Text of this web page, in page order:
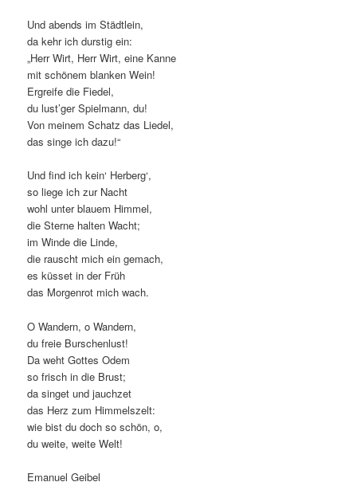
Und abends im Städtlein,
da kehr ich durstig ein:
„Herr Wirt, Herr Wirt, eine Kanne
mit schönem blanken Wein!
Ergreife die Fiedel,
du lust’ger Spielmann, du!
Von meinem Schatz das Liedel,
das singe ich dazu!“
Und find ich kein‘ Herberg‘,
so liege ich zur Nacht
wohl unter blauem Himmel,
die Sterne halten Wacht;
im Winde die Linde,
die rauscht mich ein gemach,
es küsset in der Früh
das Morgenrot mich wach.
O Wandern, o Wandern,
du freie Burschenlust!
Da weht Gottes Odem
so frisch in die Brust;
da singet und jauchzet
das Herz zum Himmelszelt:
wie bist du doch so schön, o,
du weite, weite Welt!
Emanuel Geibel